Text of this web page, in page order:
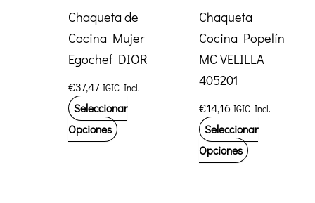
Chaqueta de
Cocina Mujer
Egochef DIOR
€37,47 IGIC Incl.
Seleccionar
Opciones Este
Chaqueta
Cocina Popelín
MC VELILLA
405201
€14,16 IGIC Incl.
Seleccionar
Opciones Este